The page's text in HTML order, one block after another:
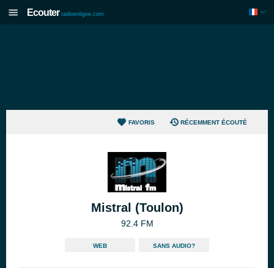
Ecouter radioenligne.com
FAVORIS RÉCEMMENT ÉCOUTÉ
Mistral (Toulon)
92.4 FM
WEB SANS AUDIO?